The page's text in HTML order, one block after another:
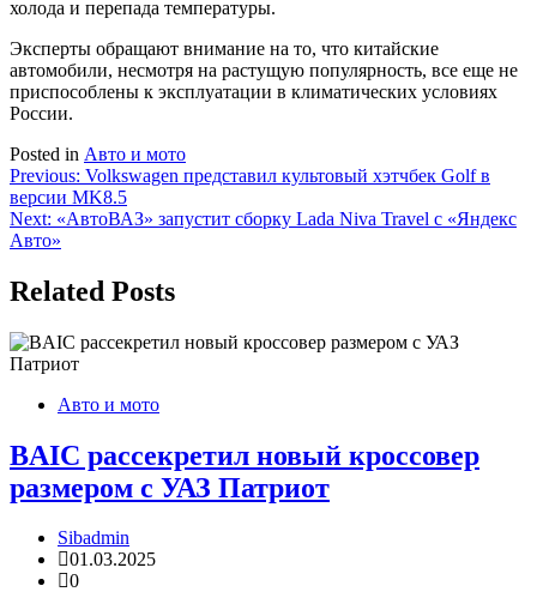
холода и перепада температуры.
Эксперты обращают внимание на то, что китайские
автомобили, несмотря на растущую популярность, все еще не
приспособлены к эксплуатации в климатических условиях
России.
Posted in Авто и мото
Навигация
по
записям
Previous: Volkswagen представил культовый хэтчбек Golf в
версии MK8.5
Next: «АвтоВАЗ» запустит сборку Lada Niva Travel с «Яндекс
Авто»
Related Posts
Авто и мото
BAIC рассекретил новый кроссовер
размером с УАЗ Патриот
Sibadmin
01.03.2025
0